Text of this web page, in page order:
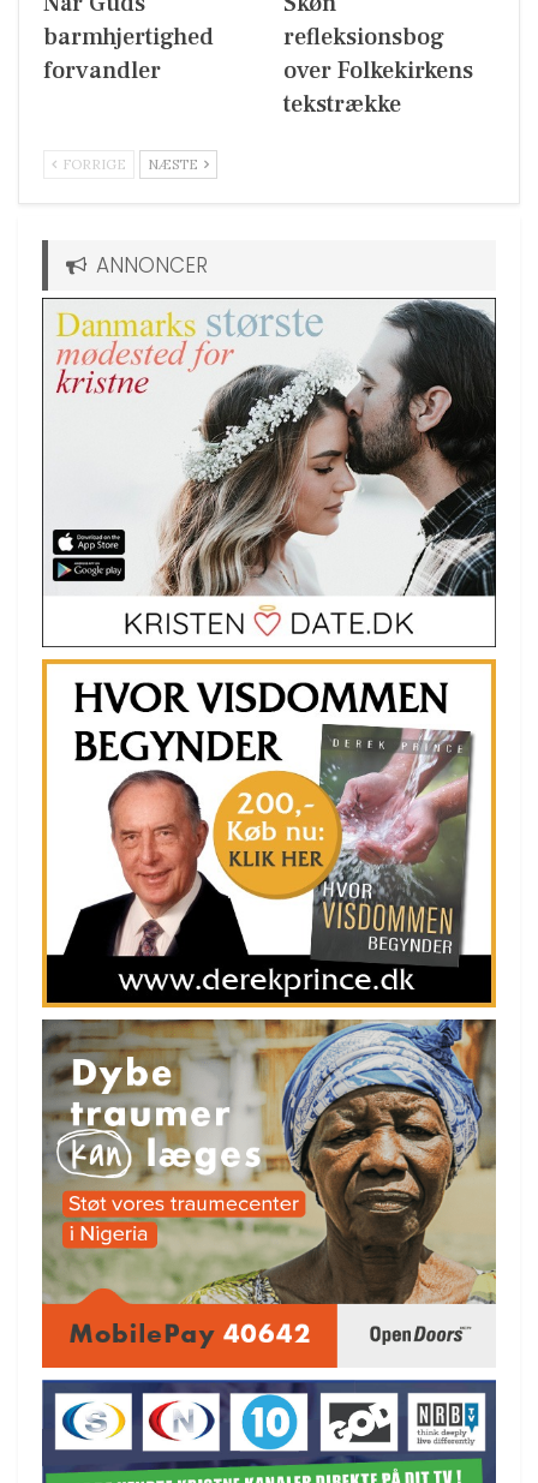
barmhjertighed
forvandler
refleksionsbog
over Folkekirkens
tekstrække
FORRIGE NÆSTE
ANNONCER